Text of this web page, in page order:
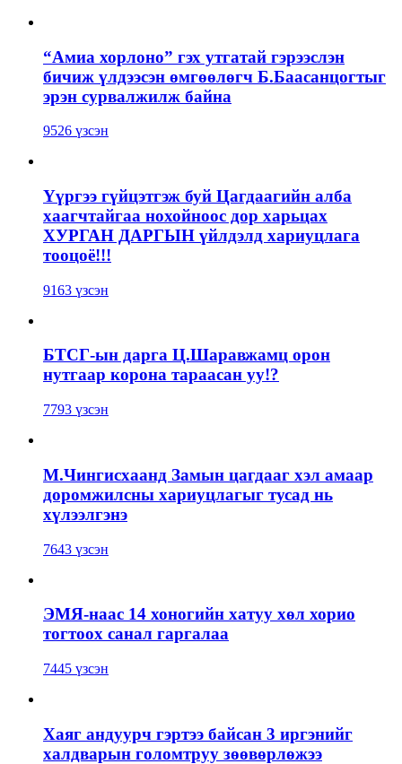
“Амиа хорлоно” гэх утгатай гэрээслэн
бичиж үлдээсэн өмгөөлөгч Б.Баасанцогтыг
эрэн сурвалжилж байна
9526 үзсэн
Үүргээ гүйцэтгэж буй Цагдаагийн алба
хаагчтайгаа нохойноос дор харьцах
ХУРГАН ДАРГЫН үйлдэлд хариуцлага
тооцоё!!!
9163 үзсэн
БТСГ-ын дарга Ц.Шаравжамц орон
нутгаар корона тараасан уу!?
7793 үзсэн
М.Чингисхаанд Замын цагдааг хэл амаар
доромжилсны хариуцлагыг тусад нь
хүлээлгэнэ
7643 үзсэн
ЭМЯ-наас 14 хоногийн хатуу хөл хорио
тогтоох санал гаргалаа
7445 үзсэн
Хаяг андуурч гэртээ байсан 3 иргэнийг
халдварын голомтруу зөөвөрлөжээ